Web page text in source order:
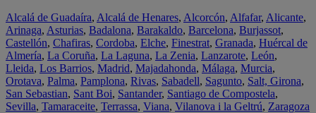
Alcalá de Guadaíra, Alcalá de Henares, Alcorcón, Alfafar, Alicante,
Arinaga, Asturias, Badalona, Barakaldo, Barcelona, Burjassot,
Castellón, Chafiras, Cordoba, Elche, Finestrat, Granada, Huércal de
Almería, La Coruña, La Laguna, La Zenia, Lanzarote, León,
Lleida, Los Barrios, Madrid, Majadahonda, Málaga, Murcia,
Orotava, Palma, Pamplona, Rivas, Sabadell, Sagunto, Salt, Girona,
San Sebastian, Sant Boi, Santander, Santiago de Compostela,
Sevilla, Tamaraceite, Terrassa, Viana, Vilanova i la Geltrú, Zaragoza